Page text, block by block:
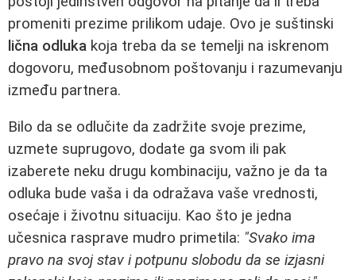
promeniti prezime prilikom udaje. Ovo je suštinski
lična odluka koja treba da se temelji na iskrenom
dogovoru, međusobnom poštovanju i razumevanju
između partnera.
Bilo da se odlučite da zadržite svoje prezime,
uzmete suprugovo, dodate ga svom ili pak
izaberete neku drugu kombinaciju, važno je da ta
odluka bude vaša i da odražava vaše vrednosti,
osećaje i životnu situaciju. Kao što je jedna
učesnica rasprave mudro primetila: "Svako ima
pravo na svoj stav i potpunu slobodu da se izjasni